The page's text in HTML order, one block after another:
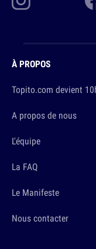
À PROPOS
Topito.com devient
A propos de nous
L'équipe
La FAQ
Le Manifeste
Nous contacter